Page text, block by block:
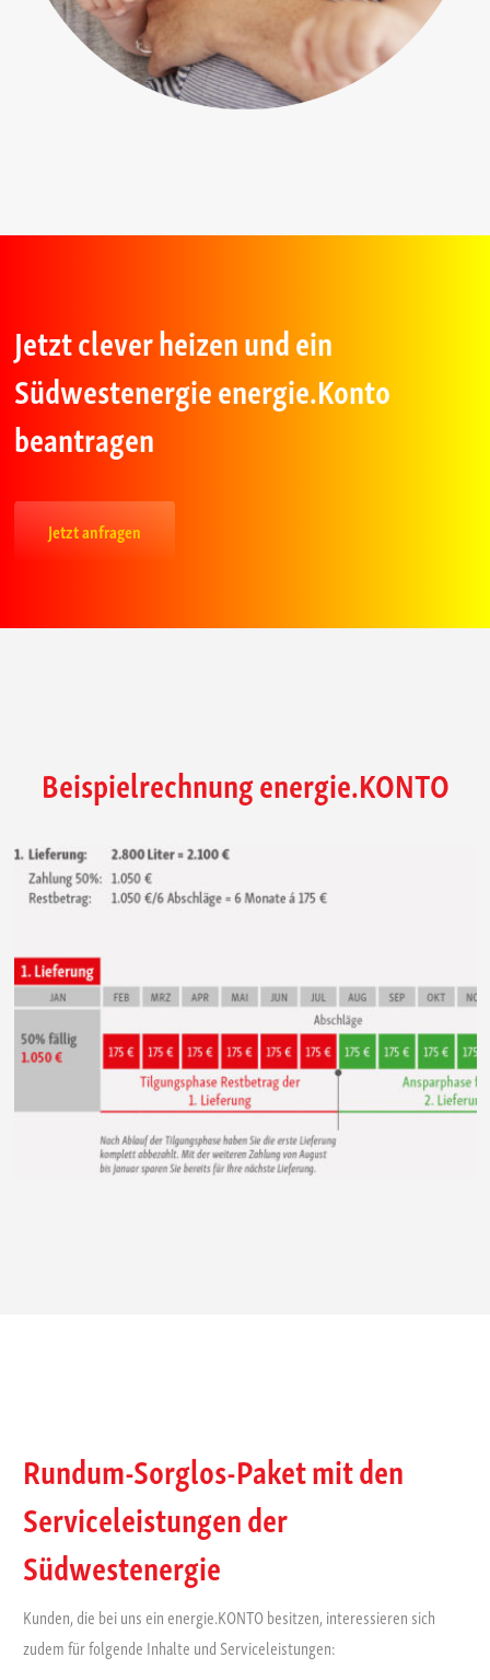
Jetzt clever heizen und ein
Südwestenergie energie.Konto
beantragen
Jetzt anfragen
Beispielrechnung energie.KONTO
Rundum-Sorglos-Paket mit den
Serviceleistungen der
Südwestenergie
Kunden, die bei uns ein energie.KONTO besitzen, interessieren sich
zudem für folgende Inhalte und Serviceleistungen: